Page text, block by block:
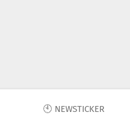
🕙 NEWSTICKER